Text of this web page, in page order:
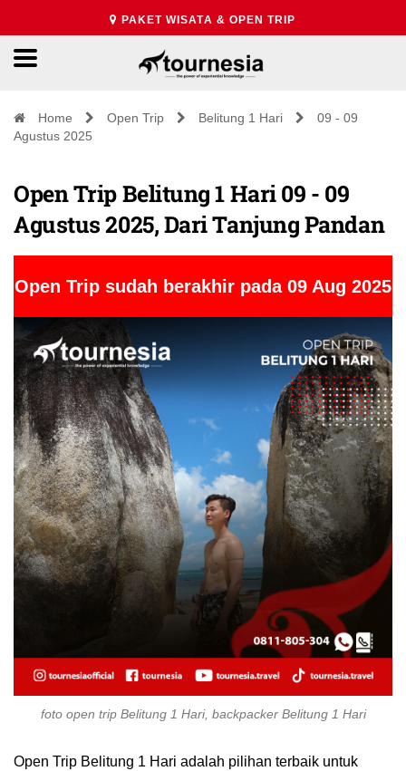
PAKET WISATA & OPEN TRIP
Home Open Trip Belitung 1 Hari
09 - 09
Agustus 2025
Open Trip Belitung 1 Hari 09 - 09
Agustus 2025, Dari Tanjung Pandan
Open Trip sudah berakhir pada 09 Aug 2025
foto open trip Belitung 1 Hari, backpacker Belitung 1 Hari
Open Trip Belitung 1 Hari adalah pilihan terbaik untuk